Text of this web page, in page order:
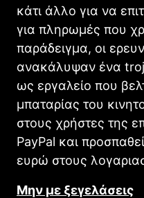
κάτι άλλο για να
για πληρωμές που
παράδειγμα, οι
ανακάλυψαν ένα
ως εργαλείο που
μπαταρίας του
στους χρήστες της
PayPal και
ευρώ στους
Μην με ξεγελάσεις